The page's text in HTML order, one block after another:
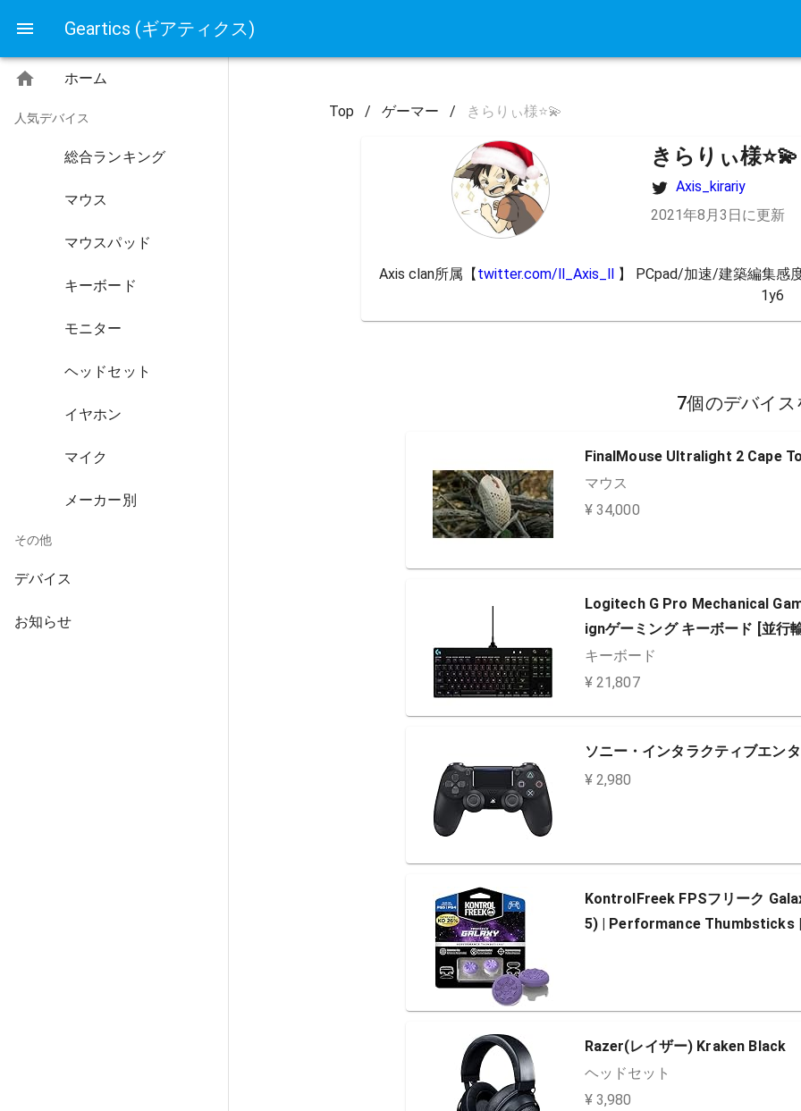
Geartics (ギアティクス)
ホーム
人気デバイス
総合ランキング
マウス
マウスパッド
キーボード
モニター
ヘッドセット
イヤホン
マイク
メーカー別
その他
デバイス
お知らせ
Top / ゲーマー / きらりぃ様⭐️💫
きらりぃ様⭐️💫
Axis_kirariy
2021年8月3日に更新
Axis clan所属【twitter.com/ll_Axis_ll 】 PCpad/加速/建築編集感
1y6
7個のデバイ
FinalMouse Ultralight 2 Cape
マウス
¥ 34,000
Logitech G Pro Mechanical
ignゲーミング キーボード [並行
キーボード
¥ 21,807
ソニー・インタラクティブエン
¥ 2,980
KontrolFreek FPSフリーク
5) | Performance Thumbsticks
Razer(レイザー) Kraken Black
ヘッドセット
¥ 3,980